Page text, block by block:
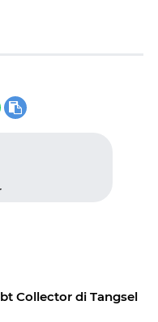
Collector di Tangsel